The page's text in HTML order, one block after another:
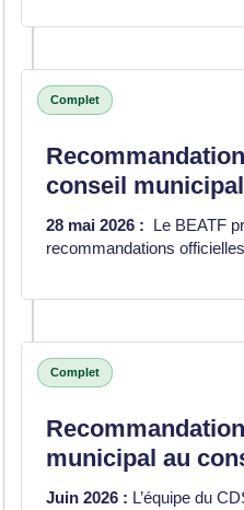
Complet
conseil municipal
28 mai 2026 : Le BEATF
recommandations
Complet
municipal au
Juin 2026 : L’équipe du